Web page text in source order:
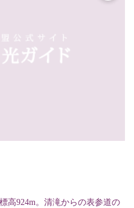
高924m。清滝からの表参道の